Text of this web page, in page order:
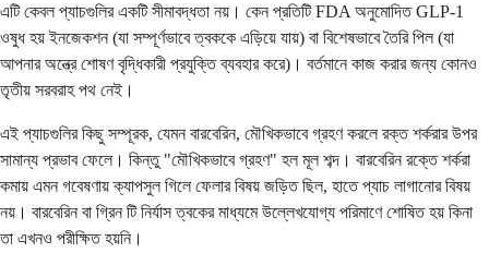
এটি কেবল প্যাচগুলির একটি সীমাবদ্ধতা নয়। কেন প্রতিটি FDA অনুমোদিত GLP-1
ওষুধ হয় ইনজেকশন (যা সম্পূর্ণভাবে ত্বককে এড়িয়ে যায়) বা বিশেষভাবে তৈরি পিল (যা
আপনার অন্ত্রে শোষণ বৃদ্ধিকারী প্রযুক্তি ব্যবহার করে)। বর্তমানে কাজ করার জন্য কোনও
তৃতীয় সরবরাহ পথ নেই।
এই প্যাচগুলির কিছু সম্পূরক, যেমন বারবেরিন, মৌখিকভাবে গ্রহণ করলে রক্ত ​​শর্করার উপর
সামান্য প্রভাব ফেলে। কিন্তু "মৌখিকভাবে গ্রহণ" হল মূল শব্দ। বারবেরিন রক্তে শর্করা
কমায় এমন গবেষণায় ক্যাপসুল গিলে ফেলার বিষয় জড়িত ছিল, হাতে প্যাচ লাগানোর বিষয়
নয়। বারবেরিন বা গ্রিন টি নির্যাস ত্বকের মাধ্যমে উল্লেখযোগ্য পরিমাণে শোষিত হয় কিনা
তা এখনও পরীক্ষিত হয়নি।